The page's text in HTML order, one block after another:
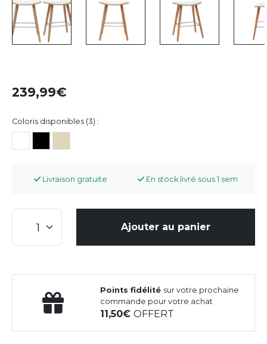
239,99
Coloris disponibles (3) :
Livraison gratuite En stock livré sous 1 sem
Ajouter au panier
Points fidélité sur votre prochaine
commande pour votre achat
11,50OFFERT